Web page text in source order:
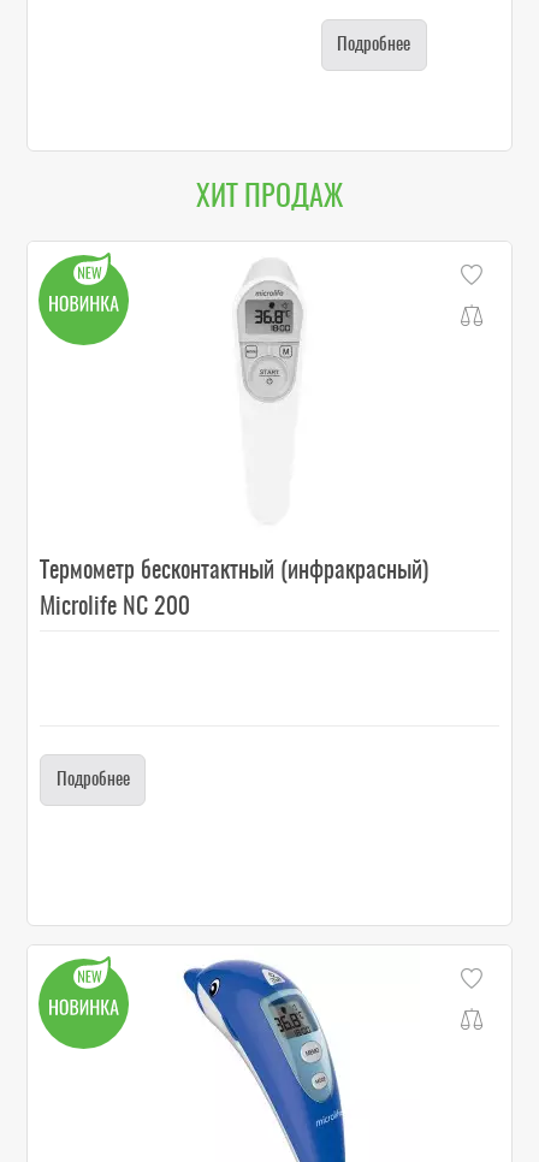
Подробнее
ХИТ ПРОДАЖ
Термометр бесконтактный (инфракрасный)
Microlife NC 200
Подробнее